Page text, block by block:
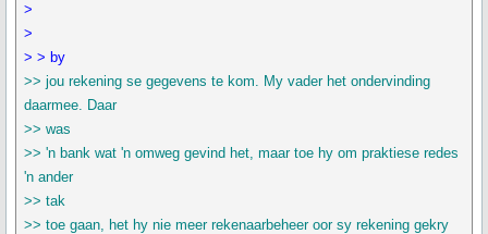
>
>
> > by
>> jou rekening se gegevens te kom. My vader het ondervinding
daarmee. Daar
>> was
>> 'n bank wat 'n omweg gevind het, maar toe hy om praktiese redes
'n ander
>> tak
>> toe gaan, het hy nie meer rekenaarbeheer oor sy rekening gekry